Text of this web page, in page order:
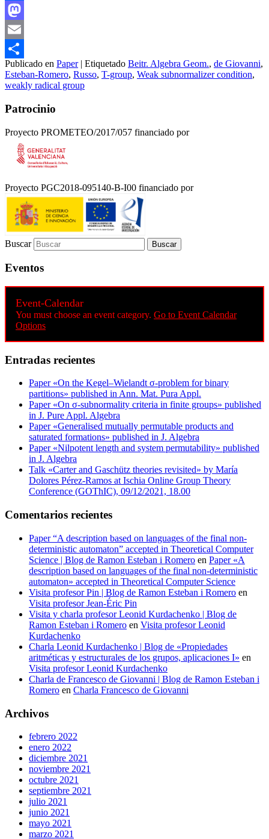
Facebook
Mastodon
Email
Compartir
Publicado en Paper | Etiquetado Beitr. Algebra Geom., de Giovanni,
Esteban-Romero, Russo, T-group, Weak subnormalizer condition,
weakly radical group
Patrocinio
Proyecto PROMETEO/2017/057 financiado por
Proyecto PGC2018-095140-B-I00 financiado por
Buscar
Eventos
Event-Calendar
You must choose an event category. Go to Event Calendar
Options
Entradas recientes
Paper «On the Kegel–Wielandt σ‐problem for binary
partitions» published in Ann. Mat. Pura Appl.
Paper «On σ-subnormality criteria in finite groups» published
in J. Pure Appl. Algebra
Paper «Generalised mutually permutable products and
saturated formations» published in J. Algebra
Paper «Nilpotent length and system permutability» published
in J. Algebra
Talk «Carter and Gaschütz theories revisited» by María
Dolores Pérez-Ramos at Ischia Online Group Theory
Conference (GOThIC), 09/12/2021, 18.00
Comentarios recientes
Paper “A description based on languages of the final non-
deterministic automaton” accepted in Theoretical Computer
Science | Blog de Ramon Esteban i Romero en Paper «A
description based on languages of the final non-deterministic
automaton» accepted in Theoretical Computer Science
Visita profesor Pin | Blog de Ramon Esteban i Romero en
Visita profesor Jean-Éric Pin
Visita y charla profesor Leonid Kurdachenko | Blog de
Ramon Esteban i Romero en Visita profesor Leonid
Kurdachenko
Charla Leonid Kurdachenko | Blog de «Propiedades
aritméticas y estructurales de los grupos, aplicaciones I» en
Visita profesor Leonid Kurdachenko
Charla de Francesco de Giovanni | Blog de Ramon Esteban i
Romero en Charla Francesco de Giovanni
Archivos
febrero 2022
enero 2022
diciembre 2021
noviembre 2021
octubre 2021
septiembre 2021
julio 2021
junio 2021
mayo 2021
marzo 2021